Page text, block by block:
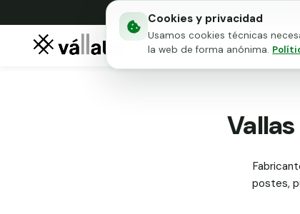
Cookies y privacidad
Usamos cookies técnicas
la web de forma anónima.
Mallas metálicas
postes,